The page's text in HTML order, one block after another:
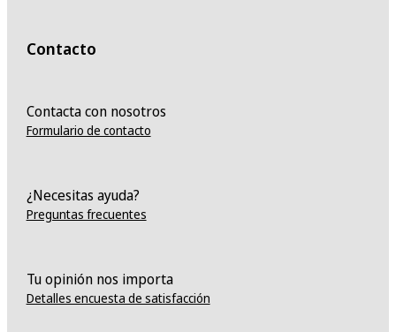
Contacto
Contacta con nosotros
Formulario de contacto
¿Necesitas ayuda?
Preguntas frecuentes
Tu opinión nos importa
Detalles encuesta de satisfacción